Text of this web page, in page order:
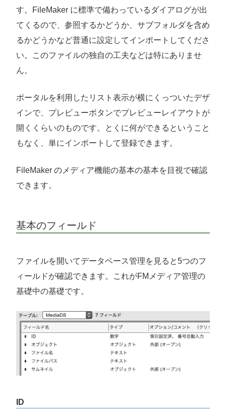
す。FileMaker に標準で備わっているダイアログが出
てくるので、参照するかどうか、サブフォルダを含め
るかどうかなど普通に設定してインポートしてくださ
い。このファイルの独自の工夫などは特にありませ
ん。
ポータルを利用したリスト表示が横にくっついたデザ
インで、プレビューボタンでプレビューレイアウトが
開くくらいのものです。とくに何ができるということ
もなく、単にインポートして登録できます。
FileMaker のメディア機能の基本の基本を目視で確認
できます。
基本のフィールド
ファイルを開いてデータベース管理を見ると5つのフ
ィールドが確認できます。これがFMメディア管理の
基礎中の基礎です。
ID